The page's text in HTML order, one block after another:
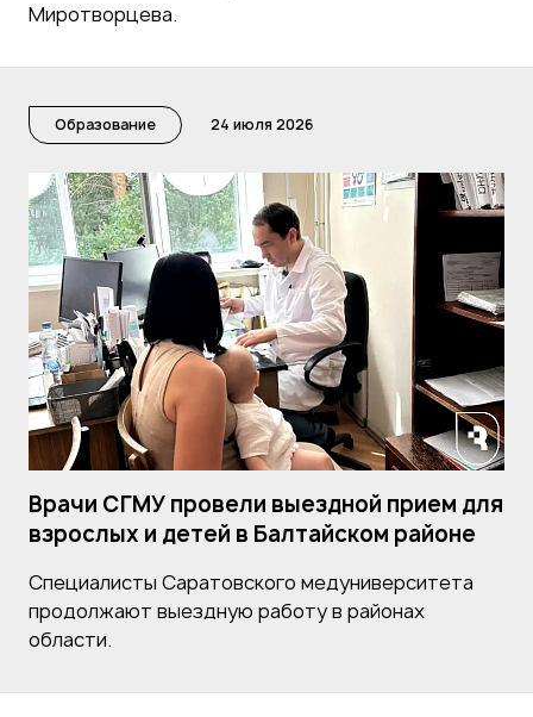
Миротворцева.
Образование 24 июля 2026
Врачи СГМУ провели выездной прием для
взрослых и детей в Балтайском районе
Специалисты Саратовского медуниверситета
продолжают выездную работу в районах
области.